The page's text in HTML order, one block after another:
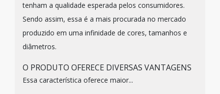
tenham a qualidade esperada pelos consumidores.
Sendo assim, essa é a mais procurada no mercado
produzido em uma infinidade de cores, tamanhos e
diâmetros.
O PRODUTO OFERECE DIVERSAS VANTAGENS
Essa característica oferece maior...